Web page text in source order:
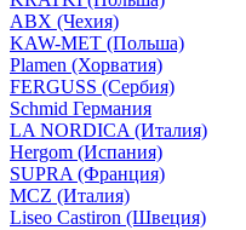
ABX (Чехия)
KAW-MET (Польша)
Plamen (Хорватия)
FERGUSS (Сербия)
Schmid Германия
LA NORDICA (Италия)
Hergom (Испания)
SUPRA (Франция)
MCZ (Италия)
Liseo Castiron (Швеция)